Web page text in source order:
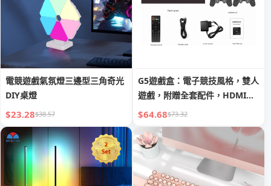
電競遊戲氣氛燈三邊型三角奇光
DIY桌燈
$23.28$38.57
G5遊戲盒：電子競技風格，雙人
遊戲，附贈全套配件，HDMI輸
出
$64.68$73.32